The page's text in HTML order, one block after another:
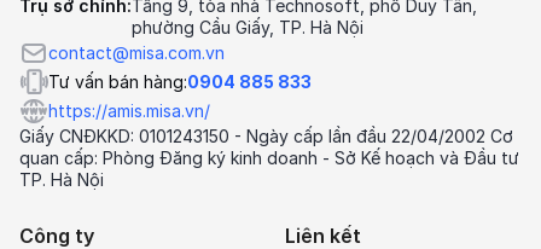
Trụ sở chính:Tầng 9, tòa nhà Technosoft, phố Duy Tân,
phường Cầu Giấy, TP. Hà Nội
contact@misa.com.vn
Tư vấn bán hàng:0904 885 833
https://amis.misa.vn/
Giấy CNĐKKD: 0101243150 - Ngày cấp lần đầu 22/04/2002 Cơ
quan cấp: Phòng Đăng ký kinh doanh - Sở Kế hoạch và Đầu tư
TP. Hà Nội
Công ty Liên kết